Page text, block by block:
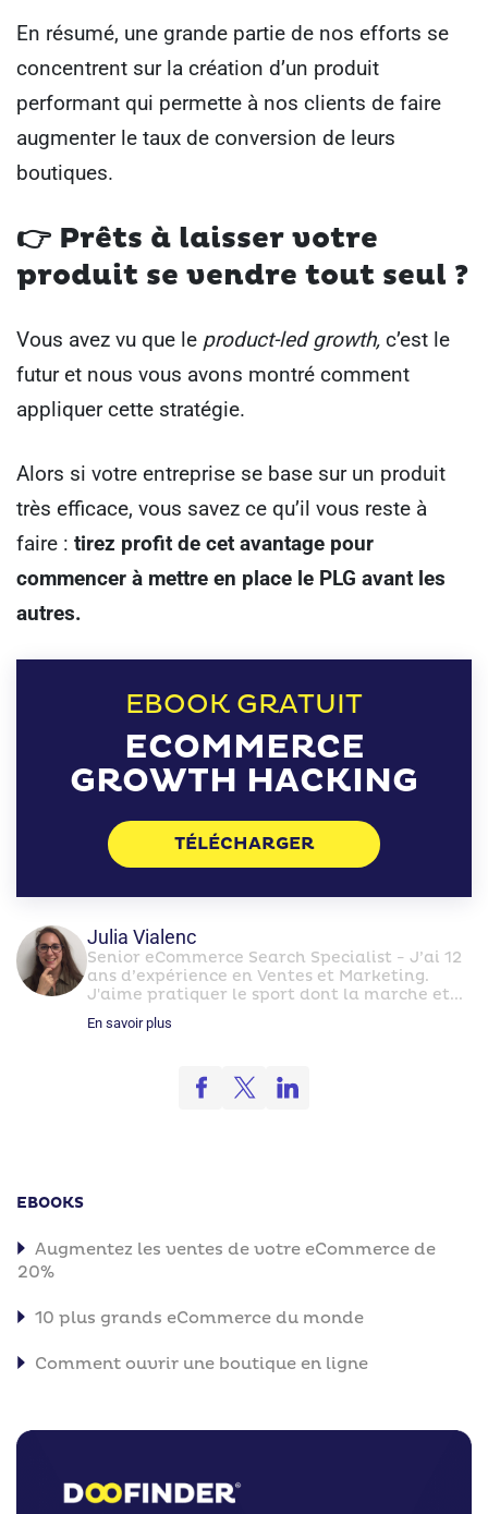
En résumé, une grande partie de nos efforts se
concentrent sur la création d’un produit
performant qui permette à nos clients de faire
augmenter le taux de conversion de leurs
boutiques.
👉 Prêts à laisser votre
produit se vendre tout seul ?
Vous avez vu que le product-led growth, c’est le
futur et nous vous avons montré comment
appliquer cette stratégie.
Alors si votre entreprise se base sur un produit
très efficace, vous savez ce qu’il vous reste à
faire : tirez profit de cet avantage pour
commencer à mettre en place le PLG avant les
autres.
EBOOK GRATUIT
ECOMMERCE
GROWTH HACKING
TÉLÉCHARGER
Julia Vialenc
Senior eCommerce Search Specialist - J’ai 12
ans d’expérience en Ventes et Marketing.
J'aime pratiquer le sport dont la marche et...
En savoir plus
EBOOKS
Augmentez les ventes de votre eCommerce de
20%
10 plus grands eCommerce du monde
Comment ouvrir une boutique en ligne